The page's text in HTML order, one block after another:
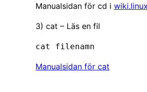
Manualsidan för cd i
3) cat – Läs en fil
cat filenamn
Manualsidan för cat